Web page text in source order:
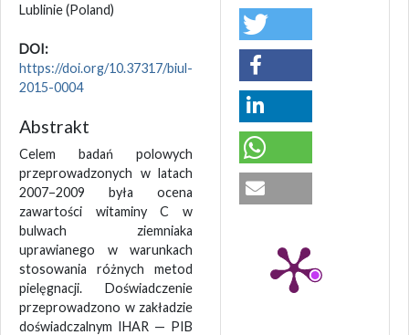
Lublinie(Poland)
DOI:
https://doi.org/10.37317/biul-
2015-0004
Abstrakt
Celem badań polowych
przeprowadzonych w latach
2007–2009 była ocena
zawartości witaminy C w
bulwach ziemniaka
uprawianego w warunkach
stosowania różnych metod
pielęgnacji. Doświadczenie
przeprowadzono w zakładzie
doświadczalnym IHAR — PIB